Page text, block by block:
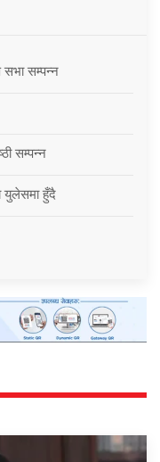
सभा सम्पन्न
सम्पन्न
युलेसमा हुँदै